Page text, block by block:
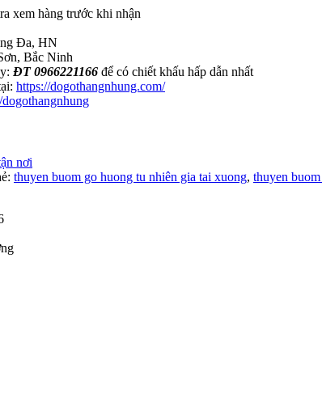
xem hàng trước khi nhận
Đa, HN
Bắc Ninh
ĐT 0966221166 để có chiết khấu hấp dẫn nhất
https://dogothangnhung.com/
nơi
thuyen buom go huong tu nhiên gia tai xuong, thuyen